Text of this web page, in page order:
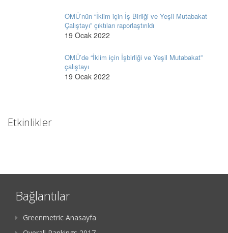
OMÜ’nün “İklim için İş Birliği ve Yeşil Mutabakat
Çalıştayı” çıktıları raporlaştırıldı
19 Ocak 2022
OMÜ’de “İklim için İşbirliği ve Yeşil Mutabakat”
çalıştayı
19 Ocak 2022
Etkinlikler
Bağlantılar
Greenmetric Anasayfa